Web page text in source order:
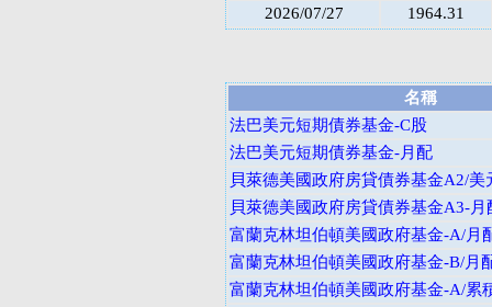
2026/07/27
1964.31
名稱
法巴美元短期債券基金-C股
法巴美元短期債券基金-月配
貝萊德美國政府房貸債券基金A2/美
貝萊德美國政府房貸債券基金A3-月
富蘭克林坦伯頓美國政府基金-A/月
富蘭克林坦伯頓美國政府基金-B/月
富蘭克林坦伯頓美國政府基金-A/累